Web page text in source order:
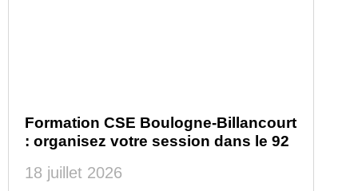
Formation CSE Boulogne-Billancourt
: organisez votre session dans le 92
18 juillet 2026